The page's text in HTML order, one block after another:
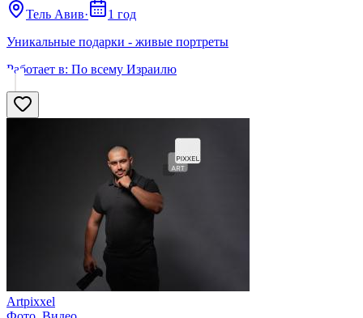
Тель Авив·
1 год
Уникальные подарки - живые портреты
Работает в: По всему Израилю
Аrtpixxel